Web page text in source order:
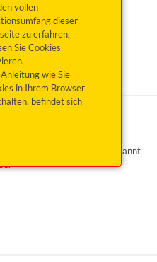
vollen
dieser
zu erfahren,
Sie Cookies
wie Sie
in Ihrem Browser
befindet sich
Neukirchen
vor.
sind uns aktuell nicht bekannt